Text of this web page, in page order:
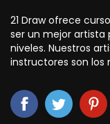
21 Draw ofrece
ser un mejor artista
niveles. Nuestros
instructores son los